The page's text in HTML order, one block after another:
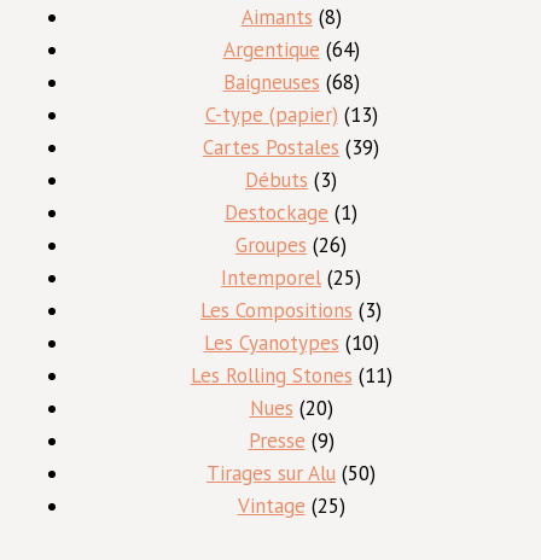
produits
Aimants 88
produits
Argentique 6464
produits
Baigneuses 6868
produits
C-type (papier) 1313
produits
Cartes Postales 3939
Débuts 33
produits
Destockage 11
Groupes 2626
produits
Intemporel 2525
produits
Les Compositions 33
produits
Les Cyanotypes 1010
produits
Les Rolling Stones 1111
Nues 2020
produits
Presse 99
produits
Tirages sur Alu 5050
Vintage 2525